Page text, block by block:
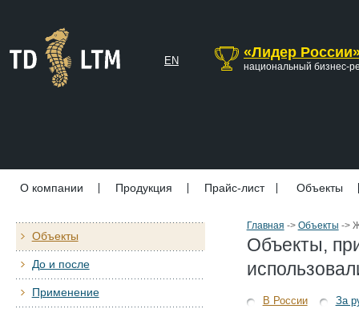
EN
«Лидер
национальный бизнес-
О компании Продукция Прайс-лист Объекты
Главная -> Объекты ->
Объекты,
В России За
Объекты
До и после
Применение